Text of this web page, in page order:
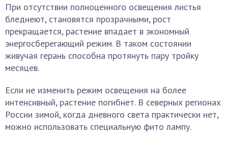
При отсутствии полноценного освещения листья
бледнеют, становятся прозрачными, рост
прекращается, растение впадает в экономный
энергосберегающий режим. В таком состоянии
живучая герань способна протянуть пару тройку
месяцев.
Если не изменить режим освещения на более
интенсивный, растение погибнет. В северных регионах
России зимой, когда дневного света практически нет,
можно использовать специальную фито лампу.